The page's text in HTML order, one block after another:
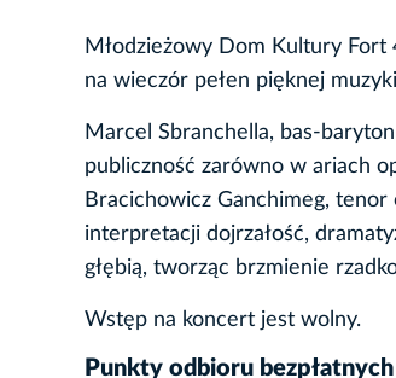
Młodzieżowy Dom Kultury Fort
na wieczór pełen pięknej
Marcel Sbranchella, bas-
publiczność zarówno w ariach
Bracichowicz Ganchimeg,
interpretacji dojrzałość,
głębią, tworząc brzmienie
Wstęp na koncert jest wolny.
Punkty odbioru